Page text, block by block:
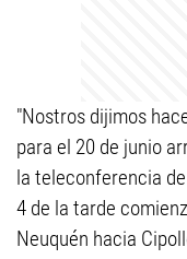
"Nostros dijimos
para el 20 de junio
la teleconferencia
4 de la tarde
Neuquén hacia